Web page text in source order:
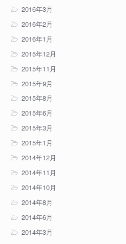
2016年3月
2016年2月
2016年1月
2015年12月
2015年11月
2015年9月
2015年8月
2015年6月
2015年3月
2015年1月
2014年12月
2014年11月
2014年10月
2014年8月
2014年6月
2014年3月